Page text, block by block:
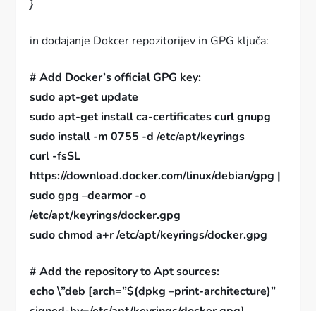
}
in dodajanje Dokcer repozitorijev in GPG ključa:
# Add Docker’s official GPG key:
sudo apt-get update
sudo apt-get install ca-certificates curl gnupg
sudo install -m 0755 -d /etc/apt/keyrings
curl -fsSL
https://download.docker.com/linux/debian/gpg |
sudo gpg –dearmor -o
/etc/apt/keyrings/docker.gpg
sudo chmod a+r /etc/apt/keyrings/docker.gpg
# Add the repository to Apt sources:
echo \”deb [arch=”$(dpkg –print-architecture)”